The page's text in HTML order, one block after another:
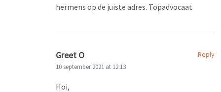
hermens op de juiste adres. Topadvocaat
Reply
Greet O
10 september 2021 at 12:13
Hoi,